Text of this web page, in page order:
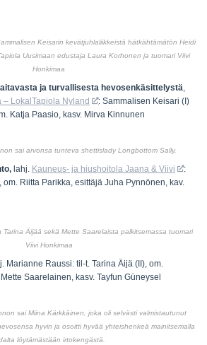
Keisarin kevätjuhlaliikkeistä hätkähtämätön Heidi
Uusimaan edustaja Laura Korhonen ja tuomari Viivi
Honkimaa
ja turvallisesta hevosenkäsittelystä,
– LokalTapiola Nyland
: Sammalisen Keisari (I)
Katja Paasio, kasv. Mirva Kinnunen
sai arvonsa tunteva shettislady Longbottom Sally.
lahj. Kauneus- ja hiushoitola Jaana & Viivi
:
om. Riitta Parikka, esittäjä Juha Pynnönen, kav.
Äijää sekä Mette Saarelaista palkitsemassa tuomari
Viivi Honkimaa
Marianne Raussi: til-t. Tarina Äijä (II), om.
Saarelainen, kasv. Tayfun Güneysel
sai Miina Kärkkäinen, joka oli selvästi valmistautunut
hyvin ja osoitti hyvää yhteishenkeä mainitsemalla
löytämästään irtokengästä.